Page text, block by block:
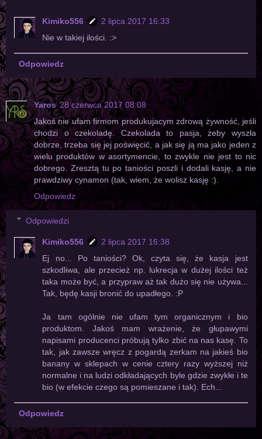
Kimiko556
2 lipca 2017 16:33
Nie w takiej ilości. :>
Odpowiedz
Yaros 28 czerwca 2017 08:08
Jakoś nie ufam firmom produkujacym zdrową żywność, jeśli
chodzi o czekoladę. Czekolada to pasja, żeby wyszła
dobrze, trzeba się jej poświęcić, a jak się ją ma jako jeden z
wielu produktów w asortymencie, to zwykle nie jest to nic
dobrego. Zresztą tu po taniości poszli i dodali kasję, a nie
prawdziwy cynamon (tak, wiem, że wolisz kasję :).
Odpowiedz
Odpowiedzi
Kimiko556
2 lipca 2017 16:38
Ej no... Po taniości? Ok, czyta się, że kasja jest
szkodliwa, ale przecież np. lukrecja w dużej ilości też
taka może być, a przypraw aż tak dużo się nie używa...
Tak, będę kasji bronić do upadłego. :P
Ja tam ogólnie nie ufam tym organicznym i bio
produktom. Jakoś mam wrażenie, że głupawymi
napisami producenci próbują tylko zbić na nas kasę. To
tak, jak zawsze wręcz z pogardą zerkam na jakieś bio
banany w sklepach w cenie cztery razy wyższej niż
normalne i na ludzi odkładających byle gdzie zwykłe i te
bio (w efekcie czego są pomieszane i tak). Ech...
Odpowiedz